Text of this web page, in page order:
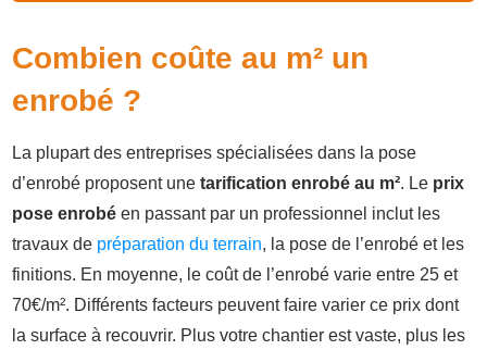
Combien coûte au m² un
enrobé ?
La plupart des entreprises spécialisées dans la pose
d’enrobé proposent une tarification enrobé au m². Le prix
pose enrobé en passant par un professionnel inclut les
travaux de préparation du terrain, la pose de l’enrobé et les
finitions. En moyenne, le coût de l’enrobé varie entre 25 et
70€/m². Différents facteurs peuvent faire varier ce prix dont
la surface à recouvrir. Plus votre chantier est vaste, plus les